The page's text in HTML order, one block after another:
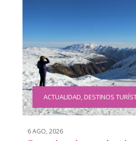
ACTUALIDAD,DESTINOS
6 AGO, 2026